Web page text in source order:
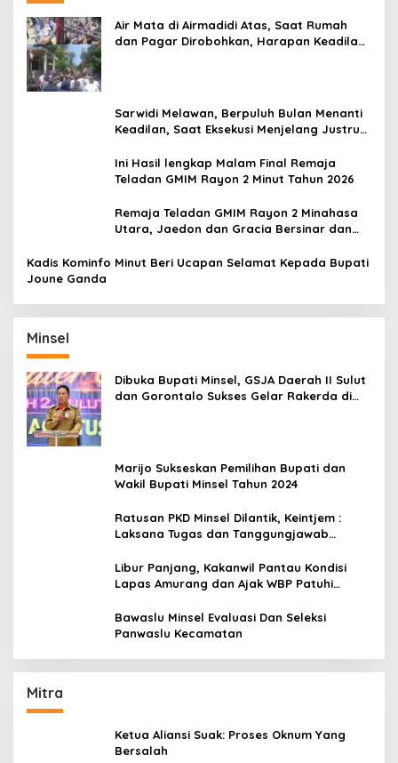
Air Mata di Airmadidi Atas, Saat Rumah
dan Pagar Dirobohkan, Harapan Keadilan
Sarwidi Melawan, Berpuluh Bulan Menanti
Keadilan, Saat Eksekusi Menjelang Justru
Ini Hasil lengkap Malam Final Remaja
Teladan GMIM Rayon 2 Minut Tahun 2026
Remaja Teladan GMIM Rayon 2 Minahasa
Utara, Jaedon dan Gracia Bersinar dan
Kadis Kominfo Minut Beri Ucapan Selamat Kepada Bupati
Joune Ganda
Minsel
Dibuka Bupati Minsel, GSJA Daerah II Sulut
dan Gorontalo Sukses Gelar Rakerda di
Marijo Sukseskan Pemilihan Bupati dan
Wakil Bupati Minsel Tahun 2024
Ratusan PKD Minsel Dilantik, Keintjem :
Laksana Tugas dan Tanggungjawab
Libur Panjang, Kakanwil Pantau Kondisi
Lapas Amurang dan Ajak WBP Patuhi
Bawaslu Minsel Evaluasi Dan Seleksi
Panwaslu Kecamatan
Mitra
Ketua Aliansi Suak: Proses Oknum Yang
Bersalah